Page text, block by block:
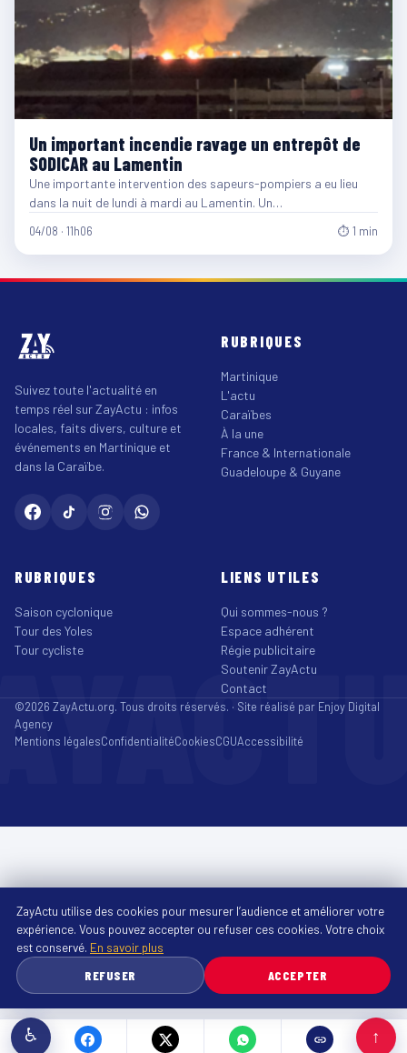
Un important incendie ravage un entrepôt de
SODICAR au Lamentin
Une importante intervention des sapeurs-pompiers a eu lieu
dans la nuit de lundi à mardi au Lamentin. Un…
04/08 · 11h06 ⏱ 1 min
Suivez toute l'actualité en
temps réel sur ZayActu : infos
locales, faits divers, culture et
événements en Martinique et
dans la Caraïbe.
RUBRIQUES
Martinique
L'actu
Caraïbes
À la une
France & Internationale
Guadeloupe & Guyane
RUBRIQUES
Saison cyclonique
Tour des Yoles
Tour cycliste
LIENS UTILES
Qui sommes-nous ?
Espace adhérent
Régie publicitaire
Soutenir ZayActu
Contact
©2026 ZayActu.org. Tous droits réservés. · Site réalisé par Enjoy Digital
Agency
Mentions légalesConfidentialitéCookiesCGUAccessibilité
♿ ↑
ZayActu utilise des cookies pour mesurer l’audience et améliorer votre
expérience. Vous pouvez accepter ou refuser ces cookies. Votre choix
est conservé. En savoir plus
REFUSER
ACCEPTER